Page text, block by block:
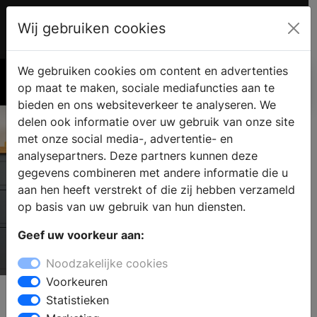
€ 0.00
Zoek
Esse Cookers & Stoves
Wij gebruiken cookies
We gebruiken cookies om content en advertenties
op maat te maken, sociale mediafuncties aan te
bieden en ons websiteverkeer te analyseren. We
delen ook informatie over uw gebruik van onze site
met onze social media-, advertentie- en
analysepartners. Deze partners kunnen deze
gegevens combineren met andere informatie die u
aan hen heeft verstrekt of die zij hebben verzameld
op basis van uw gebruik van hun diensten.
Geef uw voorkeur aan:
Noodzakelijke cookies
Voorkeuren
Statistieken